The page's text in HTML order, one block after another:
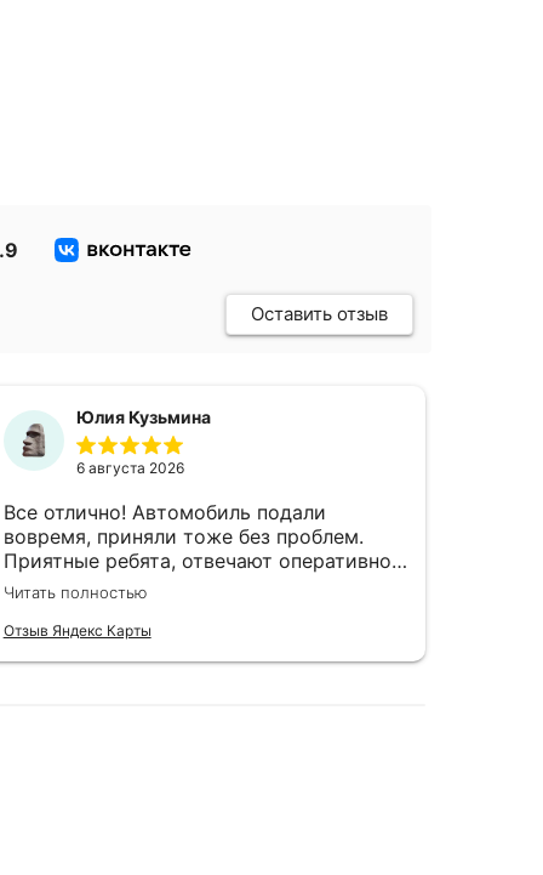
Оставить отзыв
Юлия Кузьмина
6 августа 2026
Все отлично! Автомобиль подали
вовремя, приняли тоже без проблем.
Приятные ребята, отвечают оперативно
и по существу. Мне порекомендовали
воспользовалась их услугами.
Читать полностью
Отзыв Яндекс Карты